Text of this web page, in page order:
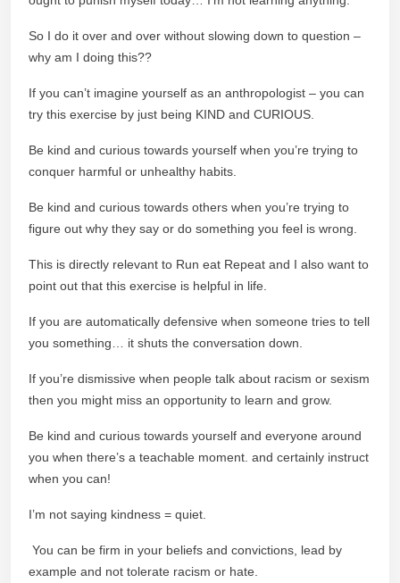
So I do it over and over without slowing down to question –
why am I doing this??
If you can’t imagine yourself as an anthropologist – you can
try this exercise by just being KIND and CURIOUS.
Be kind and curious towards yourself when you’re trying to
conquer harmful or unhealthy habits.
Be kind and curious towards others when you’re trying to
figure out why they say or do something you feel is wrong.
This is directly relevant to Run eat Repeat and I also want to
point out that this exercise is helpful in life.
If you are automatically defensive when someone tries to tell
you something… it shuts the conversation down.
If you’re dismissive when people talk about racism or sexism
then you might miss an opportunity to learn and grow.
Be kind and curious towards yourself and everyone around
you when there’s a teachable moment. and certainly instruct
when you can!
I’m not saying kindness = quiet.
You can be firm in your beliefs and convictions, lead by
example and not tolerate racism or hate.